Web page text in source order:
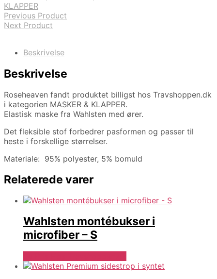
KLAPPER
Previous Product
Next Product
Beskrivelse
Beskrivelse
Roseheaven fandt produktet billigst hos Travshoppen.dk
i kategorien MASKER & KLAPPER.
Elastisk maske fra Wahlsten med ører.
Det fleksible stof forbedrer pasformen og passer til
heste i forskellige størrelser.
Materiale: 95% polyester, 5% bomuld
Relaterede varer
Wahlsten montébukser i
microfiber – S